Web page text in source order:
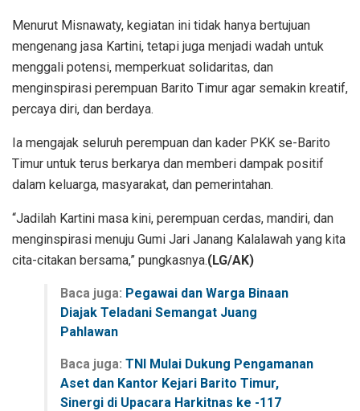
Menurut Misnawaty, kegiatan ini tidak hanya bertujuan
mengenang jasa Kartini, tetapi juga menjadi wadah untuk
menggali potensi, memperkuat solidaritas, dan
menginspirasi perempuan Barito Timur agar semakin kreatif,
percaya diri, dan berdaya.
Ia mengajak seluruh perempuan dan kader PKK se-Barito
Timur untuk terus berkarya dan memberi dampak positif
dalam keluarga, masyarakat, dan pemerintahan.
“Jadilah Kartini masa kini, perempuan cerdas, mandiri, dan
menginspirasi menuju Gumi Jari Janang Kalalawah yang kita
cita-citakan bersama,” pungkasnya.(LG/AK)
Baca juga: Pegawai dan Warga Binaan
Diajak Teladani Semangat Juang
Pahlawan
Baca juga: TNI Mulai Dukung Pengamanan
Aset dan Kantor Kejari Barito Timur,
Sinergi di Upacara Harkitnas ke -117